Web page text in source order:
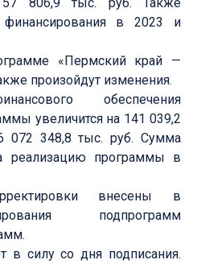
финансирования в 2023 и
«Пермский край —
произойдут изменения.
обеспечения
увеличится на 141 039,2
072 348,8 тыс. руб. Сумма
реализацию программы в
внесены в
подпрограмм
в силу со дня подписания.